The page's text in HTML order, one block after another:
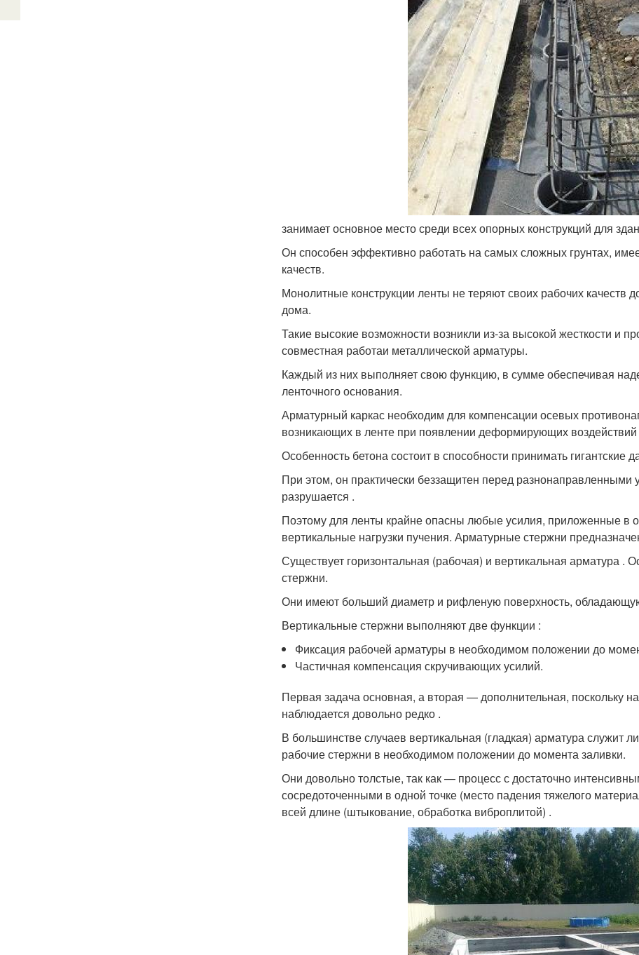
занимает основное место среди всех опорных конструкций для
Он способен эффективно работать на самых сложных грунтах,
качеств.
Монолитные конструкции ленты не теряют своих рабочих качеств
дома.
Такие высокие возможности возникли из-за высокой жесткости и
совместная работаи металлической арматуры.
Каждый из них выполняет свою функцию, в сумме обеспечивая
ленточного основания.
Арматурный каркас необходим для компенсации осевых
возникающих в ленте при появлении деформирующих
Особенность бетона состоит в способности принимать гигантские
При этом, он практически беззащитен перед
разрушается .
Поэтому для ленты крайне опасны любые усилия, приложенные в
вертикальные нагрузки пучения. Арматурные стержни
Существует горизонтальная (рабочая) и вертикальная арматура .
стержни.
Они имеют больший диаметр и рифленую поверхность,
Вертикальные стержни выполняют две функции :
Фиксация рабочей арматуры в необходимом положении до
Частичная компенсация скручивающих усилий.
Первая задача основная, а вторая — дополнительная, поскольку
наблюдается довольно редко .
В большинстве случаев вертикальная (гладкая) арматура служит
рабочие стержни в необходимом положении до момента заливки.
Они довольно толстые, так как — процесс с достаточно
сосредоточенными в одной точке (место падения тяжелого
всей длине (штыкование, обработка виброплитой) .